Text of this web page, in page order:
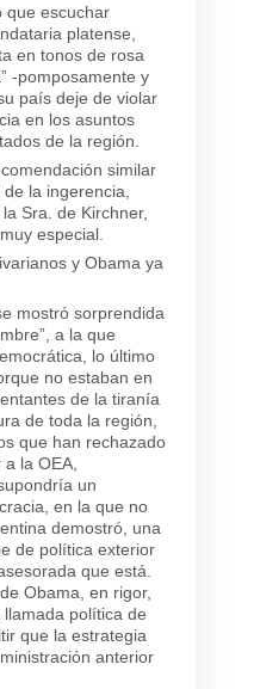
que escuchar
platense,
en tonos de rosa
-pomposamente y
país deje de violar
en los asuntos
de la región.
similar
la ingerencia,
Sra. de Kirchner,
especial.
y Obama ya
mostró sorprendida
a la que
lo último
no estaban en
de la tiranía
de toda la región,
que han rechazado
la OEA,
un
en la que no
demostró, una
de política exterior
que está.
Obama, en rigor,
política de
que la estrategia
anterior